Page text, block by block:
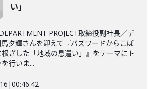
い」
PROJECT取締役副社長／デ
夕輝さんを迎えて『バズワードからこぼ
ざした「地域の息遣い」』をテーマにト
行いま...
|00:46:42